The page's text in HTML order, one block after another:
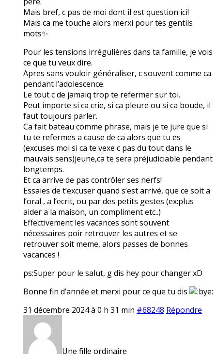
Mais bref, c pas de moi dont il est question ici!
Mais ca me touche alors merxi pour tes gentils
mots✨
Pour les tensions irrégulières dans ta famille, je vois
ce que tu veux dire.
Apres sans vouloir généraliser, c souvent comme ca
pendant l’adolescence.
Le tout c de jamaiq trop te refermer sur toi.
Peut importe si ca crie, si ca pleure ou si ca boude, il
faut toujours parler.
Ca fait bateau comme phrase, mais je te jure que si
tu te refermes a cause de ca alors que tu es
(excuses moi si ca te vexe c pas du tout dans le
mauvais sens)jeune,ca te sera préjudiciable pendant
longtemps.
Et ca arrive de pas contrôler ses nerfs!
Essaies de t’excuser quand s’est arrivé, que ce soit a
l’oral , a l’ecrit, ou par des petits gestes (ex:plus
aider a la maison, un compliment etc..)
Effectivement les vacances sont souvent
nécessaires poir retrouver les autres et se
retrouver soit meme, alors passes de bonnes
vacances !
ps:Super pour le salut, g dis hey pour changer xD
Bonne fin d’année et merxi pour ce que tu dis
31 décembre 2024 à 0 h 31 min #68248 Répondre
Une fille ordinaire